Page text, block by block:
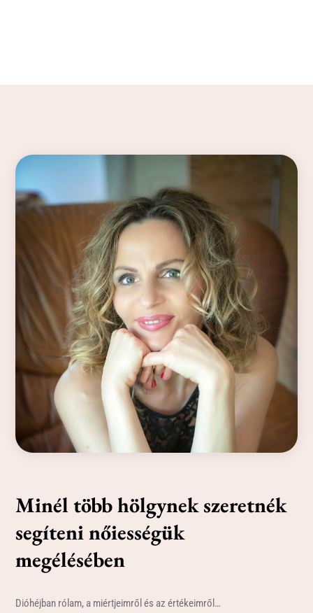
Minél több hölgynek szeretnék
segíteni nőiességük
megélésében
Dióhéjban rólam, a miértjeimről és az értékeimről…